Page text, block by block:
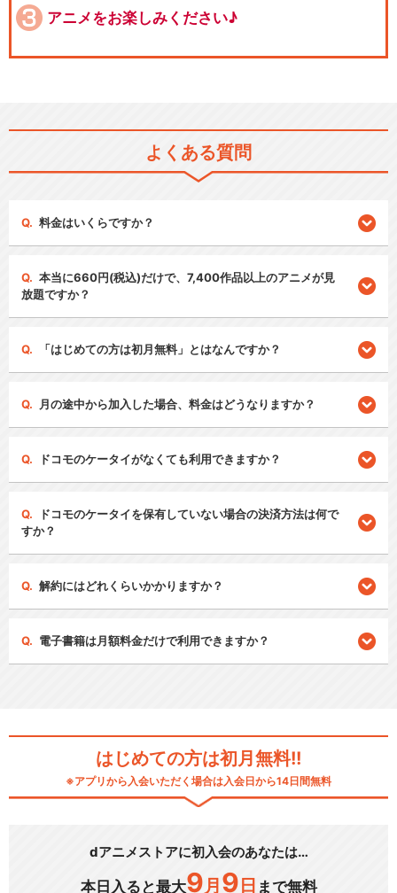
アニメをお楽しみください♪
よくある質問
料金はいくらですか？
本当に660円(税込)だけで、7,400作品以上のアニメが見
放題ですか？
「はじめての方は初月無料」とはなんですか？
月の途中から加入した場合、料金はどうなりますか？
ドコモのケータイがなくても利用できますか？
ドコモのケータイを保有していない場合の決済方法は何で
すか？
解約にはどれくらいかかりますか？
電子書籍は月額料金だけで利用できますか？
はじめての方は初月無料!!
※アプリから入会いただく場合は入会日から14日間無料
dアニメストアに初入会のあなたは…
本日入ると最大9 月 9 日 まで無料